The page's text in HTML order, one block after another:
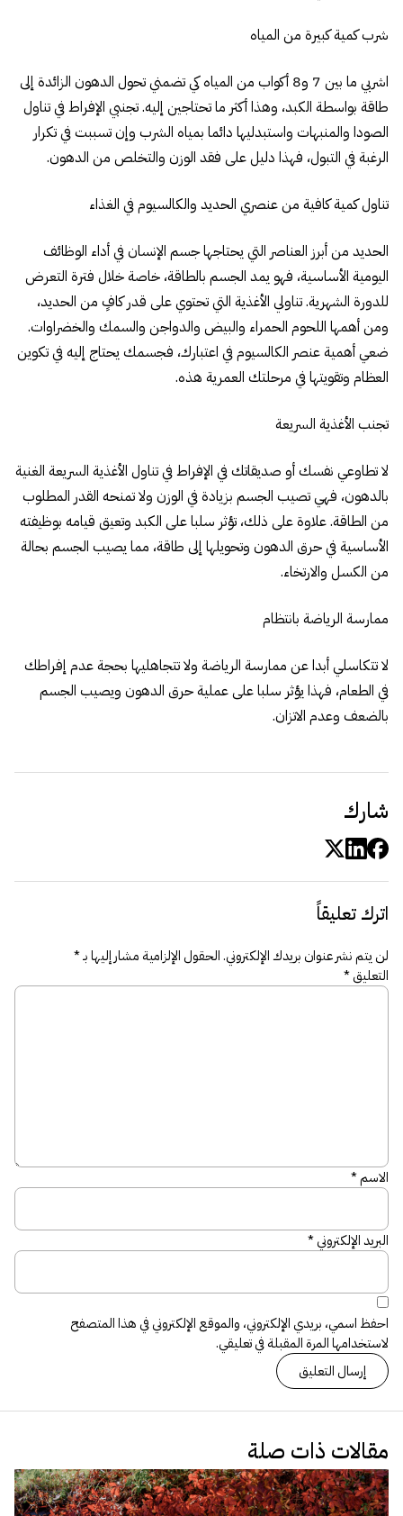
شرب كمية كبيرة من المياه
اشربي ما بين 7 و8 أكواب من المياه كي تضمني تحول الدهون الزائدة إلى
طاقة بواسطة الكبد، وهذا أكثر ما تحتاجين إليه. تجنبي الإفراط في تناول
الصودا والمنبهات واستبدليها دائما بمياه الشرب وإن تسببت في تكرار
الرغبة في التبول، فهذا دليل على فقد الوزن والتخلص من الدهون.
تناول كمية كافية من عنصري الحديد والكالسيوم في الغذاء
الحديد من أبرز العناصر التي يحتاجها جسم الإنسان في أداء الوظائف
اليومية الأساسية، فهو يمد الجسم بالطاقة، خاصة خلال فترة التعرض
للدورة الشهرية. تناولي الأغذية التي تحتوي على قدر كافٍ من الحديد،
ومن أهمها اللحوم الحمراء والبيض والدواجن والسمك والخضراوات.
ضعي أهمية عنصر الكالسيوم في اعتبارك، فجسمك يحتاج إليه في تكوين
العظام وتقويتها في مرحلتك العمرية هذه.
تجنب الأغذية السريعة
لا تطاوعي نفسك أو صديقاتك في الإفراط في تناول الأغذية السريعة الغنية
بالدهون، فهي تصيب الجسم بزيادة في الوزن ولا تمنحه القدر المطلوب
من الطاقة. علاوة على ذلك، تؤثر سلبا على الكبد وتعيق قيامه بوظيفته
الأساسية في حرق الدهون وتحويلها إلى طاقة، مما يصيب الجسم بحالة
من الكسل والارتخاء.
ممارسة الرياضة بانتظام
لا تتكاسلي أبدا عن ممارسة الرياضة ولا تتجاهليها بحجة عدم إفراطك
في الطعام، فهذا يؤثر سلبا على عملية حرق الدهون ويصيب الجسم
بالضعف وعدم الاتزان.
شارك
اترك تعليقاً
لن يتم نشر عنوان بريدك الإلكتروني.الحقول الإلزامية مشار إليها بـ*
التعليق*
الاسم*
البريد الإلكتروني*
احفظ اسمي، بريدي الإلكتروني، والموقع الإلكتروني في هذا المتصفح
لاستخدامها المرة المقبلة في تعليقي.
مقالات ذات صلة